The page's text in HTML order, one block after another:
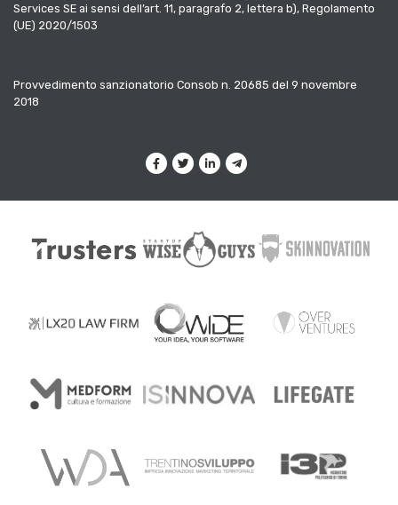
Services SE ai sensi dell’art. 11, paragrafo 2, lettera b), Regolamento
(UE) 2020/1503
Provvedimento sanzionatorio Consob n. 20685 del 9 novembre
2018